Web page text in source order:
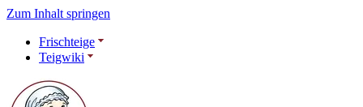
Zum Inhalt springen
Frischteige
Teigwiki